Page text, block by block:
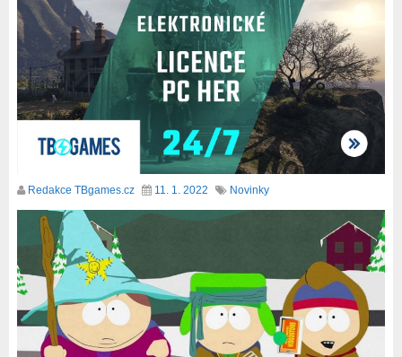
Redakce TBgames.cz 11. 1. 2022 Novinky